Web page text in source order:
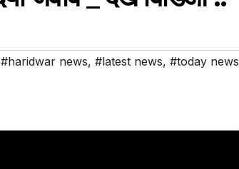
#haridwar news, #latest news, #today news